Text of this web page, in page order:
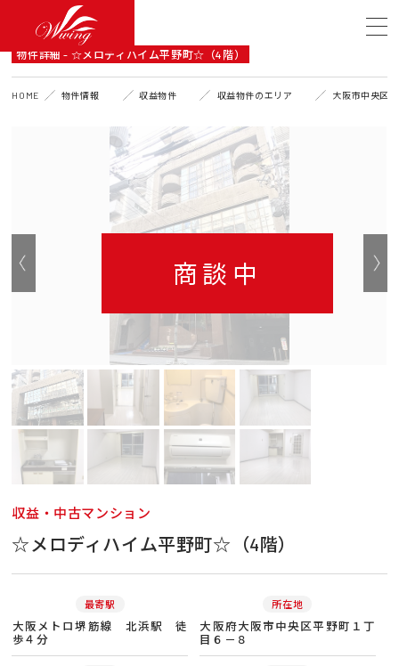
DETAIL
物件詳細 - ☆メロディハイム平野町☆（4階）
HOME 物件情報 収益物件 収益物件のエリア 大阪市中央区
商談中
収益・中古マンション
☆メロディハイム平野町☆（4階）
最寄駅
大阪メトロ堺筋線 北浜駅 徒
歩４分
所在地
大阪府大阪市中央区平野町１丁
目６－８